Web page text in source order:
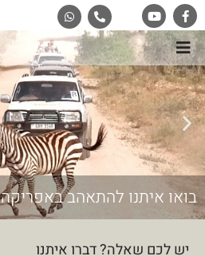
בואו איתנו להתאהב באפריקה
יש לכם שאלה? דברו איתנו